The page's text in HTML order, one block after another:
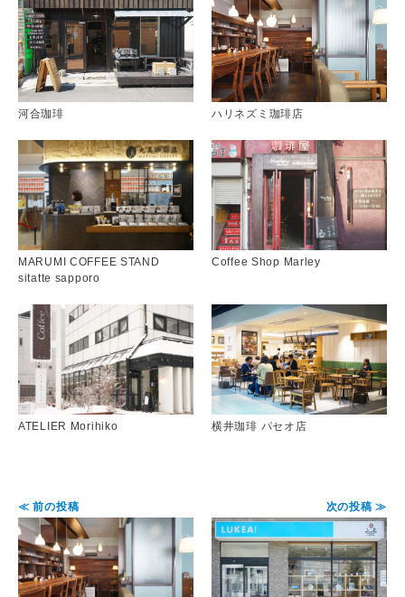
河合珈琲 ハリネズミ珈琲店
MARUMI COFFEE STAND
sitatte sapporo
Coffee Shop Marley
ATELIER Morihiko 横井珈琲 パセオ店
≪ 前の投稿 次の投稿 ≫